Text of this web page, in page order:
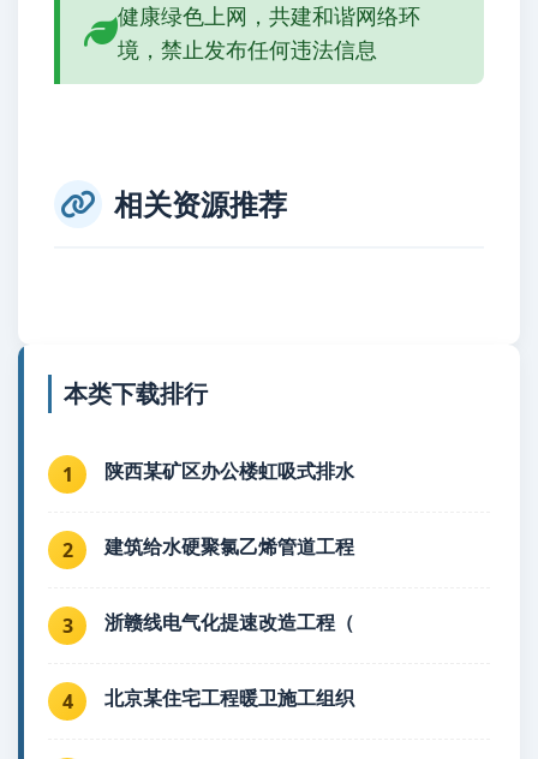
健康绿色上网，共建和谐网络环
境，禁止发布任何违法信息
相关资源推荐
本类下载排行
1 陕西某矿区办公楼虹吸式排水
2 建筑给水硬聚氯乙烯管道工程
3 浙赣线电气化提速改造工程（
4 北京某住宅工程暖卫施工组织